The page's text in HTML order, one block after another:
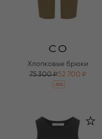
Хлопковые брюки
75 300 ₽52 700 ₽
-30%